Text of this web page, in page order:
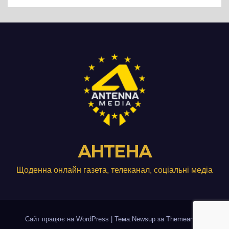
АНТЕНА
Щоденна онлайн газета, телеканал, соціальні медіа
Сайт працює на WordPress | Тема:Newsup за Themeansar